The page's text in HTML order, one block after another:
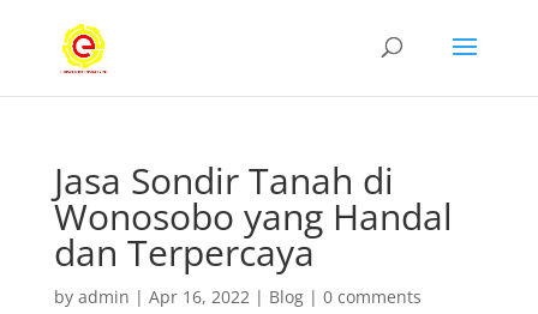
Jasa Sondir Tanah di
Wonosobo yang Handal
dan Terpercaya
by admin | Apr 16, 2022| Blog| 0 comments